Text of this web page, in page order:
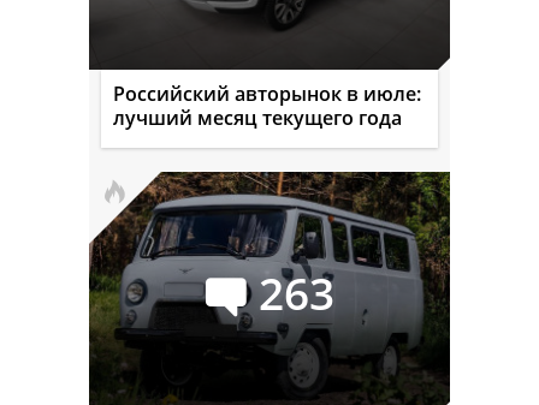
Российский авторынок в июле:
лучший месяц текущего года
263